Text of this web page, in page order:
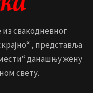
свакодневног
, представља
данашњу жену
свету.